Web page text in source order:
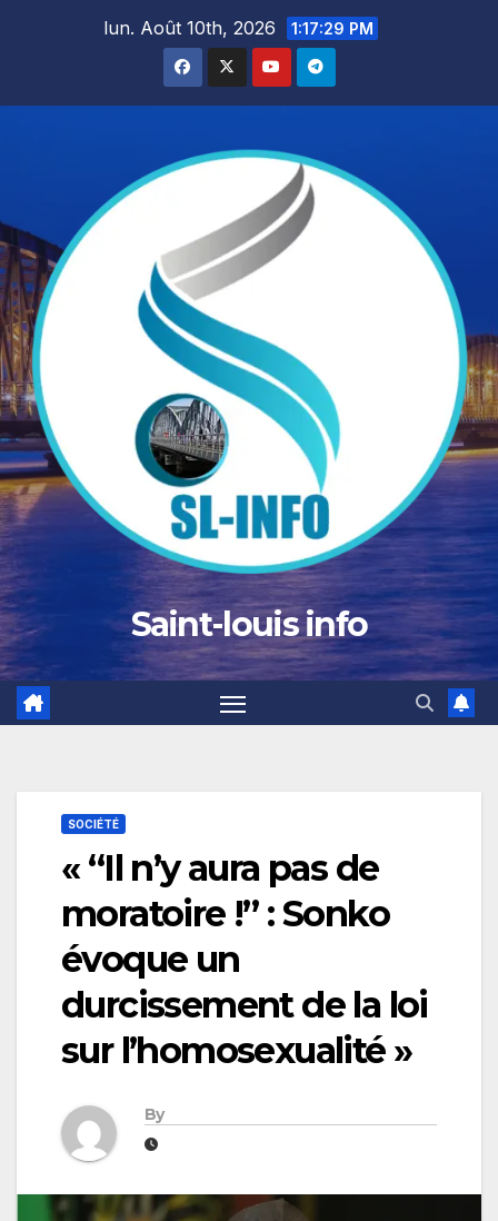
lun. Août 10th, 2026 1:17:30 PM
Saint-louis info
SOCIÉTÉ
« “Il n’y aura pas de
moratoire !” : Sonko
évoque un
durcissement de la loi
sur l’homosexualité »
By